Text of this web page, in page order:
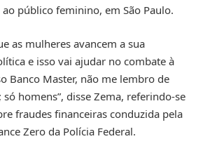
público feminino, em São Paulo.
as mulheres avancem a sua
e isso vai ajudar no combate à
Banco Master, não me lembro de
homens”, disse Zema, referindo-se
fraudes financeiras conduzida pela
Zero da Polícia Federal.